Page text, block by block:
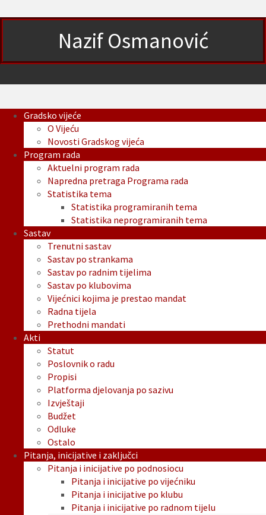
Nazif Osmanović
Gradsko vijeće
O Vijeću
Novosti Gradskog vijeća
Program rada
Aktuelni program rada
Napredna pretraga Programa rada
Statistika tema
Statistika programiranih tema
Statistika neprogramiranih tema
Sastav
Trenutni sastav
Sastav po strankama
Sastav po radnim tijelima
Sastav po klubovima
Vijećnici kojima je prestao mandat
Radna tijela
Prethodni mandati
Akti
Statut
Poslovnik o radu
Propisi
Platforma djelovanja po sazivu
Izvještaji
Budžet
Odluke
Ostalo
Pitanja, inicijative i zaključci
Pitanja i inicijative po podnosiocu
Pitanja i inicijative po vijećniku
Pitanja i inicijative po klubu
Pitanja i inicijative po radnom tijelu